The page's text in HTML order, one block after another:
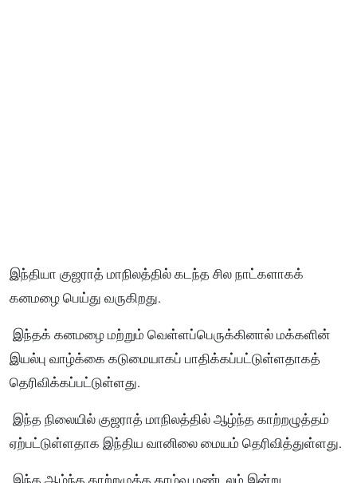
இந்தியா குஜராத் மாநிலத்தில் கடந்த சில நாட்களாகக்
கனமழை பெய்து வருகிறது.
இந்தக் கனமழை மற்றும் வெள்ளப்பெருக்கினால் மக்களின்
இயல்பு வாழ்க்கை கடுமையாகப் பாதிக்கப்பட்டுள்ளதாகத்
தெரிவிக்கப்பட்டுள்ளது.
இந்த நிலையில் குஜராத் மாநிலத்தில் ஆழ்ந்த காற்றழுத்தம்
ஏற்பட்டுள்ளதாக இந்திய வானிலை மையம் தெரிவித்துள்ளது.